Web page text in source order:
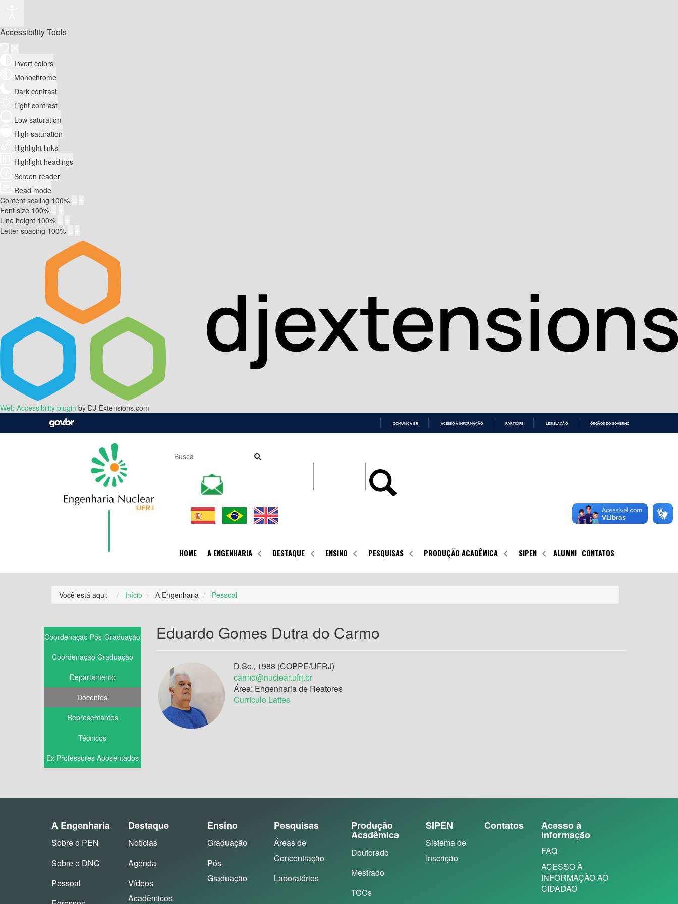
Accessibility Tools
Invert colors
Monochrome
Dark contrast
Light contrast
Low saturation
High saturation
Highlight links
Highlight headings
Screen reader
Read mode
Content scaling 100%
Font size 100%
Line height 100%
Letter spacing 100%
Web Accessibility plugin by DJ-Extensions.com
COMUNICA BR ACESSO À INFORMAÇÃO PARTICIPE LEGISLAÇÃO ÓRGÃOS DO GOVERNO
HOME A ENGENHARIA DESTAQUE ENSINO PESQUISAS PRODUÇÃO ACADÊMICA SIPEN ALUMNI CONTATOS
Você está aqui: Início A Engenharia Pessoal
Coordenação Pós-Graduação
Coordenação Graduação
Departamento
Docentes
Representantes
Técnicos
Ex Professores Aposentados
Eduardo Gomes Dutra do Carmo
D.Sc., 1988 (COPPE/UFRJ)
carmo@nuclear.ufrj.br
Área: Engenharia de Reatores
Currículo Lattes
A Engenharia
Sobre o PEN
Sobre o DNC
Pessoal
Destaque
Notícias
Agenda
Vídeos
Acadêmicos
Ensino
Graduação
Pós-
Graduação
Pesquisas
Áreas de
Concentração
Laboratórios
Produção
Acadêmica
Doutorado
Mestrado
TCCs
SIPEN
Sistema de
Inscrição
Contatos Acesso à
Informação
FAQ
ACESSO À
INFORMAÇÃO AO
CIDADÃO